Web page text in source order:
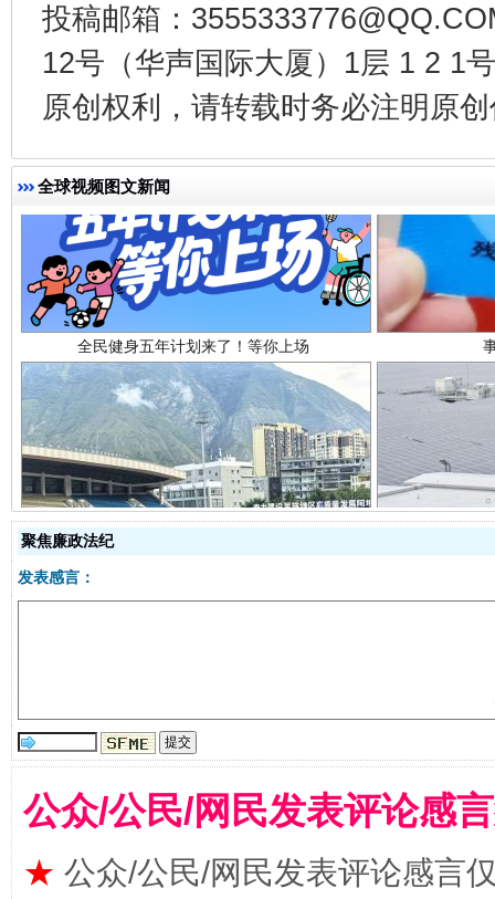
投稿邮箱：
12号（华声国际大厦）1层 1 2 1
原创权利，请转载时务必注明原
全球视频图文新闻
全民健身五年计划来了！等你上场
阿坝州三大球赛在茂县开幕 规模
国家大学科技园优化重塑工作
聚焦廉政法纪
发表感言：
公众/公民/网民发表评论感
★ 公众/公民/网民发表评论感言